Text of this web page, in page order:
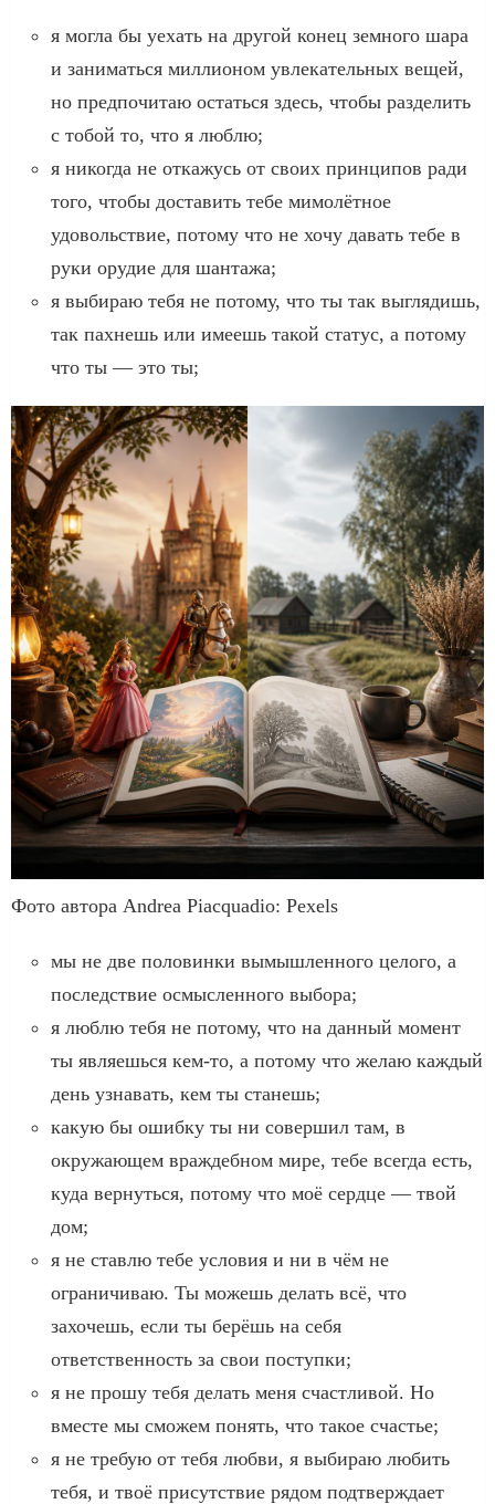
я могла бы уехать на другой конец земного шара
и заниматься миллионом увлекательных вещей,
но предпочитаю остаться здесь, чтобы разделить
с тобой то, что я люблю;
я никогда не откажусь от своих принципов ради
того, чтобы доставить тебе мимолётное
удовольствие, потому что не хочу давать тебе в
руки орудие для шантажа;
я выбираю тебя не потому, что ты так выглядишь,
так пахнешь или имеешь такой статус, а потому
что ты — это ты;
Фото автора Andrea Piacquadio: Pexels
мы не две половинки вымышленного целого, а
последствие осмысленного выбора;
я люблю тебя не потому, что на данный момент
ты являешься кем-то, а потому что желаю каждый
день узнавать, кем ты станешь;
какую бы ошибку ты ни совершил там, в
окружающем враждебном мире, тебе всегда есть,
куда вернуться, потому что моё сердце — твой
дом;
я не ставлю тебе условия и ни в чём не
ограничиваю. Ты можешь делать всё, что
захочешь, если ты берёшь на себя
ответственность за свои поступки;
я не прошу тебя делать меня счастливой. Но
вместе мы сможем понять, что такое счастье;
я не требую от тебя любви, я выбираю любить
тебя, и твоё присутствие рядом подтверждает